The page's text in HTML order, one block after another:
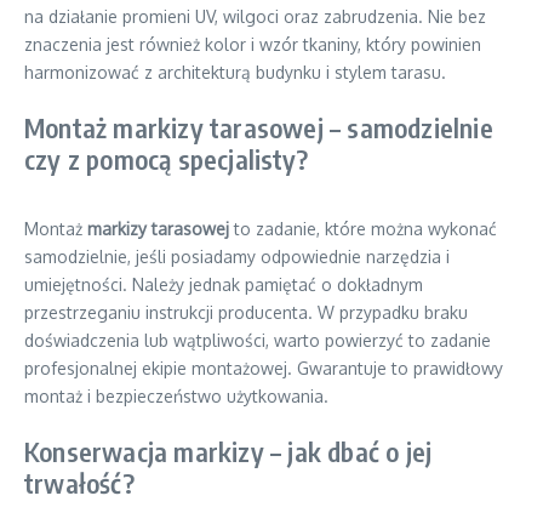
na działanie promieni UV, wilgoci oraz zabrudzenia. Nie bez
znaczenia jest również kolor i wzór tkaniny, który powinien
harmonizować z architekturą budynku i stylem tarasu.
Montaż markizy tarasowej – samodzielnie
czy z pomocą specjalisty?
Montaż markizy tarasowejto zadanie, które można wykonać
samodzielnie, jeśli posiadamy odpowiednie narzędzia i
umiejętności. Należy jednak pamiętać o dokładnym
przestrzeganiu instrukcji producenta. W przypadku braku
doświadczenia lub wątpliwości, warto powierzyć to zadanie
profesjonalnej ekipie montażowej. Gwarantuje to prawidłowy
montaż i bezpieczeństwo użytkowania.
Konserwacja markizy – jak dbać o jej
trwałość?